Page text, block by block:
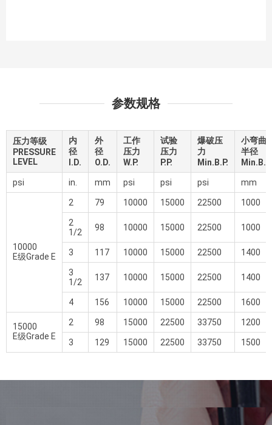
参数规格
压力等级
PRESSURE
LEVEL
内
径
I.D.
外
径
O.D.
工作
压力
W.P.
试验
压力
P.P.
爆破压
力
Min.B.P.
小弯曲
半径
psi in. mm psi psi psi mm
10000
E级Grade E
2 79 10000 15000 22500 1000
2
1/2
98 10000 15000 22500 1000
3 117 10000 15000 22500 1400
3
1/2
137 10000 15000 22500 1400
4 156 10000 15000 22500 1600
15000
E级Grade E
2 98 15000 22500 33750 1200
3 129 15000 22500 33750 1500